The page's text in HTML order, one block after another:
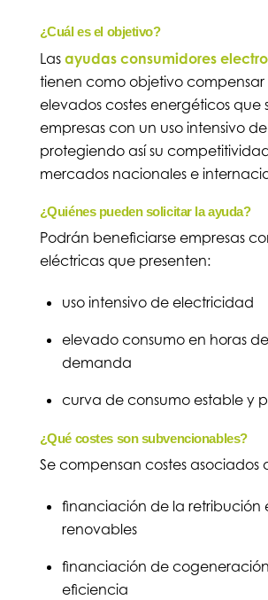
¿Cuál es el objetivo?
Las ayudas consumidores
tienen como objetivo compensar
elevados costes energéticos que
empresas con un uso intensivo
protegiendo así su
mercados nacionales e
¿Quiénes pueden solicitar la ayuda?
Podrán beneficiarse empresas
eléctricas que presenten:
uso intensivo de electricidad
elevado consumo en horas
demanda
curva de consumo estable y
¿Qué costes son subvencionables?
Se compensan costes asociados
financiación de la retribución
renovables
financiación de
eficiencia